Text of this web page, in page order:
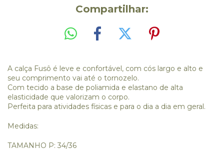
Compartilhar:
A calça Fusô é leve e confortável, com cós largo e alto e
seu comprimento vai até o tornozelo.
Com tecido a base de poliamida e elastano de alta
elasticidade que valorizam o corpo.
Perfeita para atividades físicas e para o dia a dia em geral.
Medidas:
TAMANHO P: 34/36